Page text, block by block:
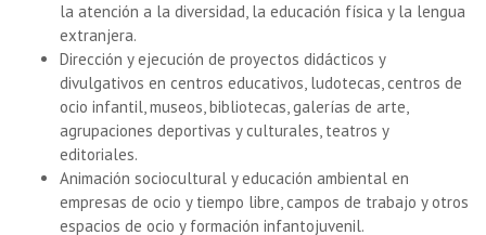
la atención a la diversidad, la educación física y la lengua
extranjera.
Dirección y ejecución de proyectos didácticos y
divulgativos en centros educativos, ludotecas, centros de
ocio infantil, museos, bibliotecas, galerías de arte,
agrupaciones deportivas y culturales, teatros y
editoriales.
Animación sociocultural y educación ambiental en
empresas de ocio y tiempo libre, campos de trabajo y otros
espacios de ocio y formación infantojuvenil.